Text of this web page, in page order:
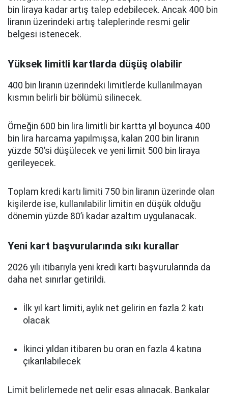
bin liraya kadar artış talep edebilecek. Ancak 400 bin
liranın üzerindeki artış taleplerinde resmi gelir
belgesi istenecek.
Yüksek limitli kartlarda düşüş olabilir
400 bin liranın üzerindeki limitlerde kullanılmayan
kısmın belirli bir bölümü silinecek.
Örneğin 600 bin lira limitli bir kartta yıl boyunca 400
bin lira harcama yapılmışsa, kalan 200 bin liranın
yüzde 50’si düşülecek ve yeni limit 500 bin liraya
gerileyecek.
Toplam kredi kartı limiti 750 bin liranın üzerinde olan
kişilerde ise, kullanılabilir limitin en düşük olduğu
dönemin yüzde 80’i kadar azaltım uygulanacak.
Yeni kart başvurularında sıkı kurallar
2026 yılı itibarıyla yeni kredi kartı başvurularında da
daha net sınırlar getirildi.
İlk yıl kart limiti, aylık net gelirin en fazla 2 katı
olacak
İkinci yıldan itibaren bu oran en fazla 4 katına
çıkarılabilecek
Limit belirlemede net gelir esas alınacak. Bankalar